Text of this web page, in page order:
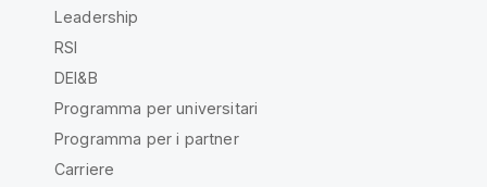
Leadership
RSI
DEI&B
Programma per universitari
Programma per i partner
Carriere